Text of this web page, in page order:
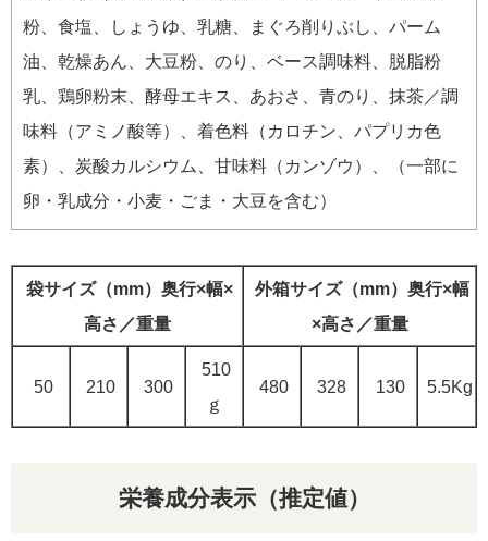
粉、食塩、しょうゆ、乳糖、まぐろ削りぶし、パーム
油、乾燥あん、大豆粉、のり、ベース調味料、脱脂粉
乳、鶏卵粉末、酵母エキス、あおさ、青のり、抹茶／調
味料（アミノ酸等）、着色料（カロチン、パプリカ色
素）、炭酸カルシウム、甘味料（カンゾウ）、（一部に
卵・乳成分・小麦・ごま・大豆を含む）
袋サイズ（mm）奥行×幅×
高さ／重量
外箱サイズ（mm）奥行×幅
×高さ／重量
50 210 300
510
ｇ
480 328 130 5.5Kg
栄養成分表示（推定値）